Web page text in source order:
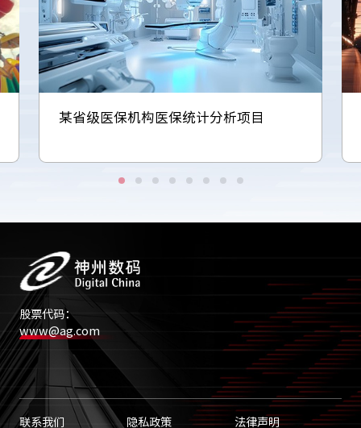
某省级医保机构医保统计分析项目
股票代码：
www@ag.com
联系我们 隐私政策 法律声明